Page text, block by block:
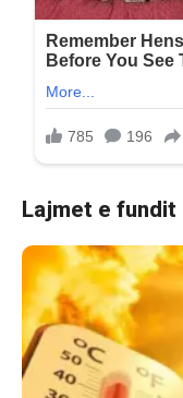
Lajmet e fundit